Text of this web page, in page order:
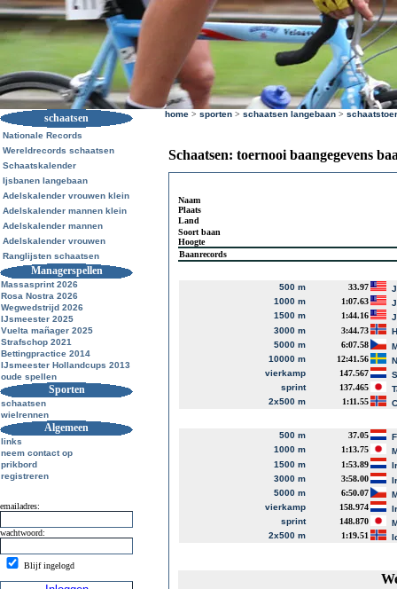
schaatsen
Nationale Records
Wereldrecords schaatsen
Schaatskalender
Ijsbanen langebaan
Adelskalender vrouwen klein
Adelskalender mannen klein
Adelskalender mannen
Adelskalender vrouwen
Ranglijsten schaatsen
Managerspellen
Massasprint 2026
Rosa Nostra 2026
Wegwedstrijd 2026
IJsmeester 2025
Vuelta mañager 2025
Strafschop 2021
Bettingpractice 2014
IJsmeester Hollandcups 2013
oude spellen
Sporten
schaatsen
wielrennen
Algemeen
links
neem contact op
prikbord
registreren
emailadres:
wachtwoord:
Blijf ingelogd
home > sporten > schaatsen langebaan >
Schaatsen: toernooi baangegevens
Naam
Plaats
Land
Soort baan
Hoogte
Baanrecords
500 m 33.97
1000 m
1:07.63
1500 m
1:44.16
3000 m
3:44.73
5000 m
6:07.58
10000 m
12:41.56
vierkamp
147.567
sprint
137.465
2x500 m
1:11.55
500 m 37.05
1000 m
1:13.75
1500 m
1:53.89
3000 m
3:58.00
5000 m
6:50.07
vierkamp
158.974
sprint
148.870
2x500 m
1:19.51